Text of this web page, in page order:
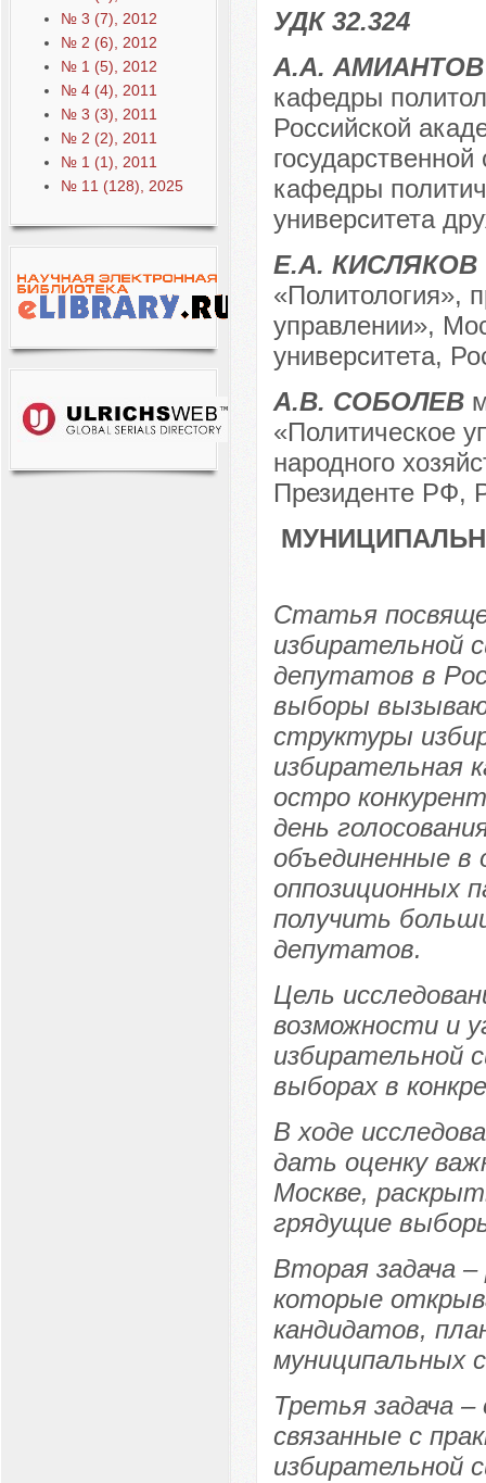
№ 3 (7), 2012
№ 2 (6), 2012
№ 1 (5), 2012
№ 4 (4), 2011
№ 3 (3), 2011
№ 2 (2), 2011
№ 1 (1), 2011
№ 11 (128), 2025
УДК 32.324
А.А.
кафедры
Российской
кафедры
университета
Е.А. КИСЛЯКОВ
«Политология»,
управлении»,
университета,
А.В. СОБОЛЕВ
«Политическое
народного
Президенте РФ,
Статья
избирательной
депутатов в
выборы
структуры
избирательная
остро
день
объединенные
оппозиционных
получить
депутатов.
Цель
возможности и
избирательной
выборах в
В ходе
дать оценку
Москве,
грядущие
Вторая задача
которые
кандидатов,
муниципальных
Третья задача
связанные с
избирательной